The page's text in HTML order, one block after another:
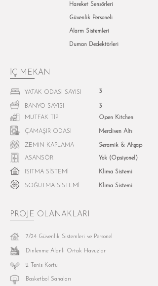
Hareket Sensörleri
Güvenlik Personeli
Alarm Sistemleri
Duman Dedektörleri
İÇ MEKAN
YATAK ODASI SAYISI
BANYO SAYISI
MUTFAK TİPİ
ÇAMAŞIR ODASI
ZEMİN KAPLAMA
ASANSÖR
ISITMA SİSTEMİ
SOĞUTMA SİSTEMİ
3
3
Open Kitchen
Merdiven Altı
Seramik & Ahşap
Yok (Opsiyonel)
Klima Sistemi
Klima Sistemi
PROJE OLANAKLARI
7/24 Güvenlik Sistemleri ve Personel
Dinlenme Alanlı Ortak Havuzlar
2 Tenis Kortu
Basketbol Sahaları